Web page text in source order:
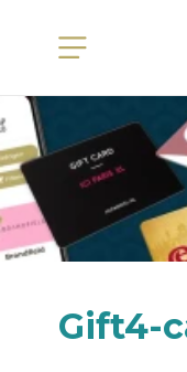
Gift4-